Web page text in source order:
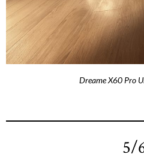
Dreame X60 Pro
5/